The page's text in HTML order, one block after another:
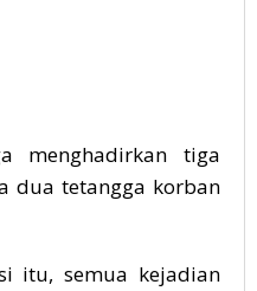
menghadirkan tiga
dua tetangga korban
itu, semua kejadian